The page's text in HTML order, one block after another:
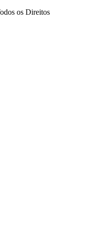
os Direitos